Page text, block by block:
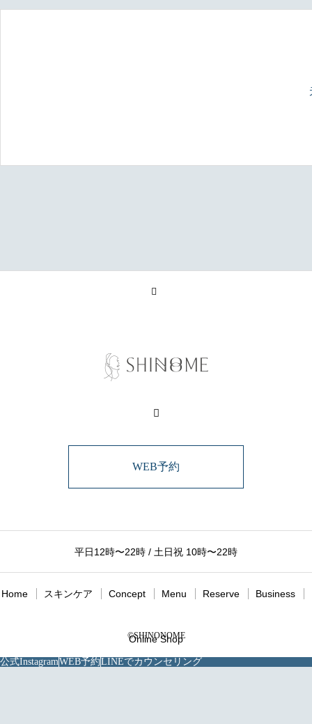
WEB予約
平日12時〜22時 / 土日祝 10時〜22時
Home スキンケア Concept Menu Reserve Business
Online Shop
©SHINONOME
公式InstagramWEB予約LINEでカウンセリング